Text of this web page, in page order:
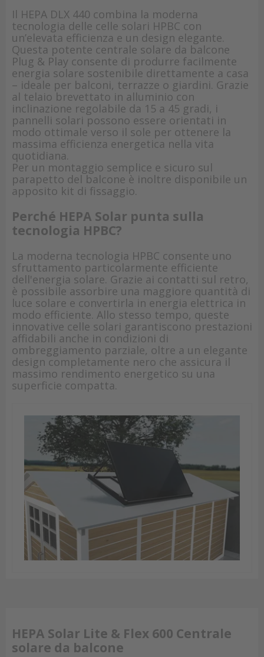
Il HEPA DLX 440 combina la moderna
tecnologia delle celle solari HPBC con
un’elevata efficienza e un design elegante.
Questa potente centrale solare da balcone
Plug & Play consente di produrre facilmente
energia solare sostenibile direttamente a casa
– ideale per balconi, terrazze o giardini. Grazie
al telaio brevettato in alluminio con
inclinazione regolabile da 15 a 45 gradi, i
pannelli solari possono essere orientati in
modo ottimale verso il sole per ottenere la
massima efficienza energetica nella vita
quotidiana.
Per un montaggio semplice e sicuro sul
parapetto del balcone è inoltre disponibile un
apposito kit di fissaggio.
Perché HEPA Solar punta sulla
tecnologia HPBC?
La moderna tecnologia HPBC consente uno
sfruttamento particolarmente efficiente
dell'energia solare. Grazie ai contatti sul retro,
è possibile assorbire una maggiore quantità di
luce solare e convertirla in energia elettrica in
modo efficiente. Allo stesso tempo, queste
innovative celle solari garantiscono prestazioni
affidabili anche in condizioni di
ombreggiamento parziale, oltre a un elegante
design completamente nero che assicura il
massimo rendimento energetico su una
superficie compatta.
HEPA Solar Lite & Flex 600 Centrale
solare da balcone